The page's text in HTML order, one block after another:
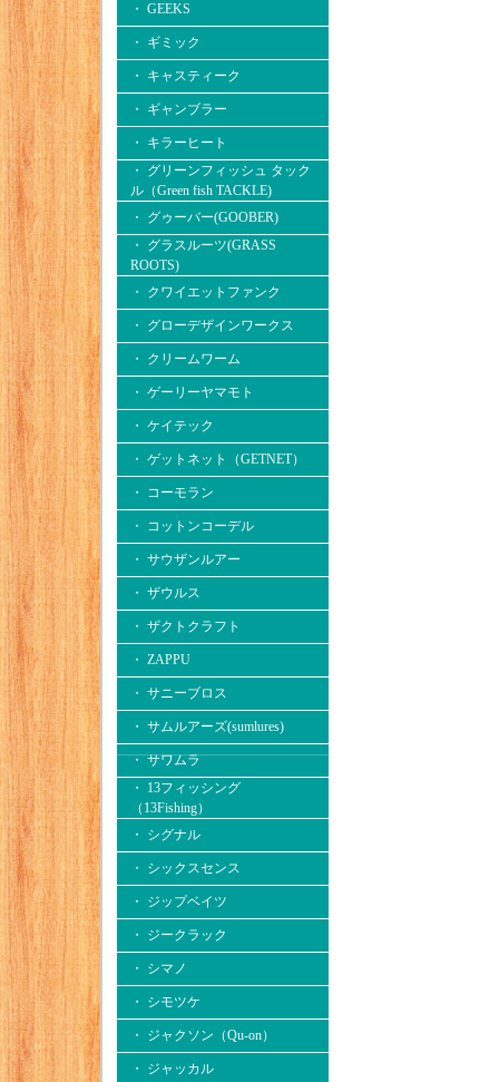
・ GEEKS
・ ギミック
・ キャスティーク
・ ギャンブラー
・ キラーヒート
・ グリーンフィッシュ タック
ル（Green fish TACKLE)
・ グゥーバー(GOOBER)
・ グラスルーツ(GRASS
ROOTS)
・ クワイエットファンク
・ グローデザインワークス
・ クリームワーム
・ ゲーリーヤマモト
・ ケイテック
・ ゲットネット（GETNET）
・ コーモラン
・ コットンコーデル
・ サウザンルアー
・ ザウルス
・ ザクトクラフト
・ ZAPPU
・ サニーブロス
・ サムルアーズ(sumlures)
・ サワムラ
・ 13フィッシング
（13Fishing）
・ シグナル
・ シックスセンス
・ ジップベイツ
・ ジークラック
・ シマノ
・ シモツケ
・ ジャクソン（Qu-on）
・ ジャッカル